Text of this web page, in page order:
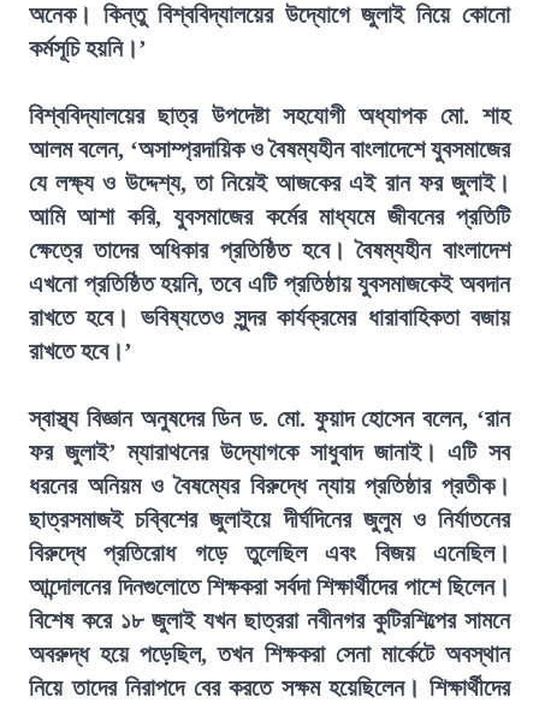
অনেক। কিন্তু বিশ্ববিদ্যালয়ের উদ্যোগে জুলাই নিয়ে কোনো
কর্মসূচি হয়নি।’
বিশ্ববিদ্যালয়ের ছাত্র উপদেষ্টা সহযোগী অধ্যাপক মো. শাহ
আলম বলেন, ‘অসাম্প্রদায়িক ও বৈষম্যহীন বাংলাদেশে যুবসমাজের
যে লক্ষ্য ও উদ্দেশ্য, তা নিয়েই আজকের এই রান ফর জুলাই।
আমি আশা করি, যুবসমাজের কর্মের মাধ্যমে জীবনের প্রতিটি
ক্ষেত্রে তাদের অধিকার প্রতিষ্ঠিত হবে। বৈষম্যহীন বাংলাদেশ
এখনো প্রতিষ্ঠিত হয়নি, তবে এটি প্রতিষ্ঠায় যুবসমাজকেই অবদান
রাখতে হবে। ভবিষ্যতেও সুন্দর কার্যক্রমের ধারাবাহিকতা বজায়
রাখতে হবে।’
স্বাস্থ্য বিজ্ঞান অনুষদের ডিন ড. মো. ফুয়াদ হোসেন বলেন, ‘রান
ফর জুলাই’ ম্যারাথনের উদ্যোগকে সাধুবাদ জানাই। এটি সব
ধরনের অনিয়ম ও বৈষম্যের বিরুদ্ধে ন্যায় প্রতিষ্ঠার প্রতীক।
ছাত্রসমাজই চব্বিশের জুলাইয়ে দীর্ঘদিনের জুলুম ও নির্যাতনের
বিরুদ্ধে প্রতিরোধ গড়ে তুলেছিল এবং বিজয় এনেছিল।
আন্দোলনের দিনগুলোতে শিক্ষকরা সর্বদা শিক্ষার্থীদের পাশে ছিলেন।
বিশেষ করে ১৮ জুলাই যখন ছাত্ররা নবীনগর কুটিরশিল্পের সামনে
অবরুদ্ধ হয়ে পড়েছিল, তখন শিক্ষকরা সেনা মার্কেটে অবস্থান
নিয়ে তাদের নিরাপদে বের করতে সক্ষম হয়েছিলেন। শিক্ষার্থীদের